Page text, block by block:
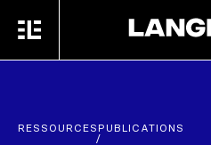
MENU
RESSOURCES
/
PUBLICATIONS